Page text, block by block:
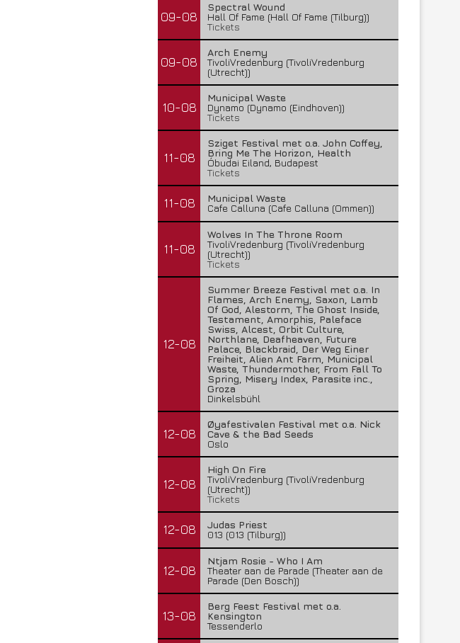
09-08
Spectral Wound
Hall Of Fame (Hall Of Fame (Tilburg))
Tickets
09-08
Arch Enemy
TivoliVredenburg (TivoliVredenburg
(Utrecht))
10-08
Municipal Waste
Dynamo (Dynamo (Eindhoven))
Tickets
11-08
Sziget Festival met o.a. John Coffey,
Bring Me The Horizon, Health
Óbudai Eiland, Budapest
Tickets
11-08
Municipal Waste
Cafe Calluna (Cafe Calluna (Ommen))
11-08
Wolves In The Throne Room
TivoliVredenburg (TivoliVredenburg
(Utrecht))
Tickets
12-08
Summer Breeze Festival met o.a. In
Flames, Arch Enemy, Saxon, Lamb
Of God, Alestorm, The Ghost Inside,
Testament, Amorphis, Paleface
Swiss, Alcest, Orbit Culture,
Northlane, Deafheaven, Future
Palace, Blackbraid, Der Weg Einer
Freiheit, Alien Ant Farm, Municipal
Waste, Thundermother, From Fall To
Spring, Misery Index, Parasite inc.,
Groza
Dinkelsbühl
12-08
Øyafestivalen Festival met o.a. Nick
Cave & the Bad Seeds
Oslo
12-08
High On Fire
TivoliVredenburg (TivoliVredenburg
(Utrecht))
Tickets
12-08
Judas Priest
013 (013 (Tilburg))
12-08
Ntjam Rosie - Who I Am
Theater aan de Parade (Theater aan de
Parade (Den Bosch))
13-08
Berg Feest Festival met o.a.
Kensington
Tessenderlo